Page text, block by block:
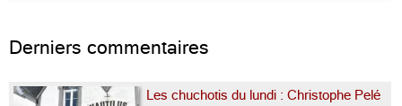
Derniers commentaires
Les chuchotis du lundi : Christophe Pelé